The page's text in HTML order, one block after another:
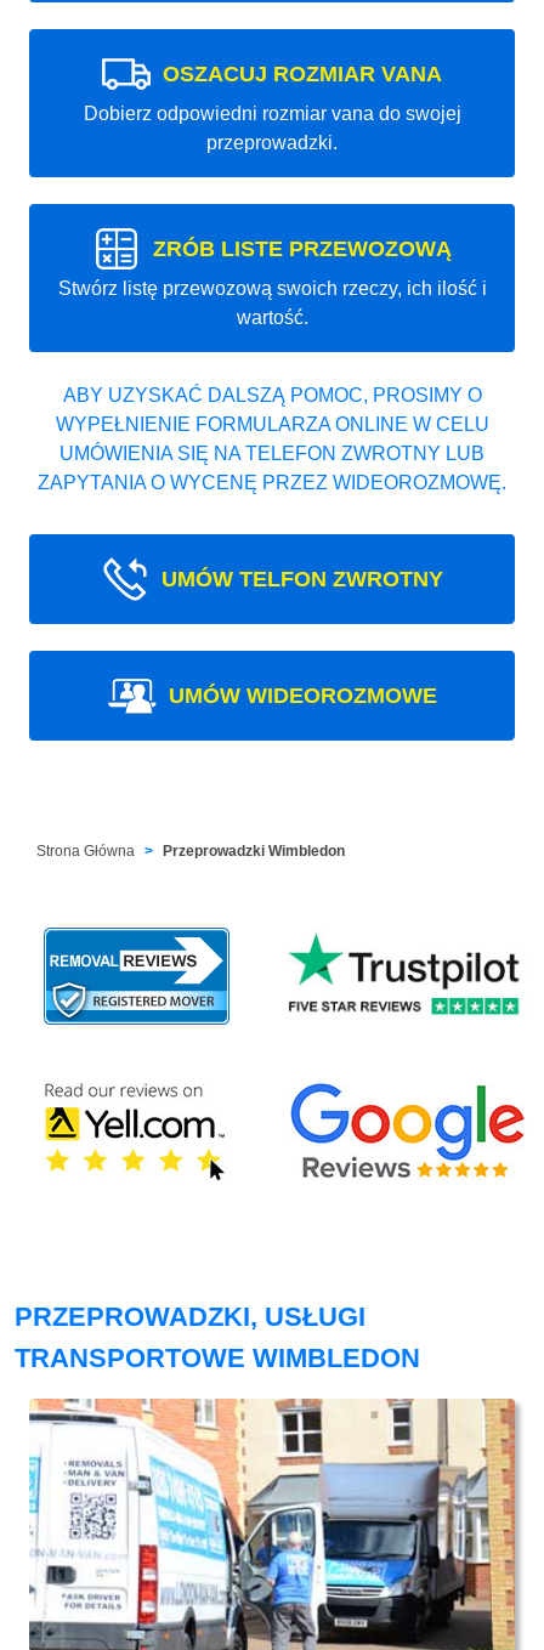
OSZACUJ ROZMIAR VANA
Dobierz odpowiedni rozmiar vana do swojej
przeprowadzki.
ZRÓB LISTE PRZEWOZOWĄ
Stwórz listę przewozową swoich rzeczy, ich ilość i
wartość.
ABY UZYSKAĆ DALSZĄ POMOC, PROSIMY O
WYPEŁNIENIE FORMULARZA ONLINE W CELU
UMÓWIENIA SIĘ NA TELEFON ZWROTNY LUB
ZAPYTANIA O WYCENĘ PRZEZ WIDEOROZMOWĘ.
UMÓW TELFON ZWROTNY
UMÓW WIDEOROZMOWE
Strona Główna Przeprowadzki Wimbledon
PRZEPROWADZKI, USŁUGI
TRANSPORTOWE WIMBLEDON